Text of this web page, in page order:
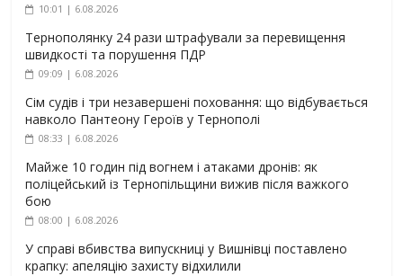
10:01 | 6.08.2026
Тернополянку 24 рази штрафували за перевищення
швидкості та порушення ПДР
09:09 | 6.08.2026
Сім судів і три незавершені поховання: що відбувається
навколо Пантеону Героїв у Тернополі
08:33 | 6.08.2026
Майже 10 годин під вогнем і атаками дронів: як
поліцейський із Тернопільщини вижив після важкого
бою
08:00 | 6.08.2026
У справі вбивства випускниці у Вишнівці поставлено
крапку: апеляцію захисту відхилили